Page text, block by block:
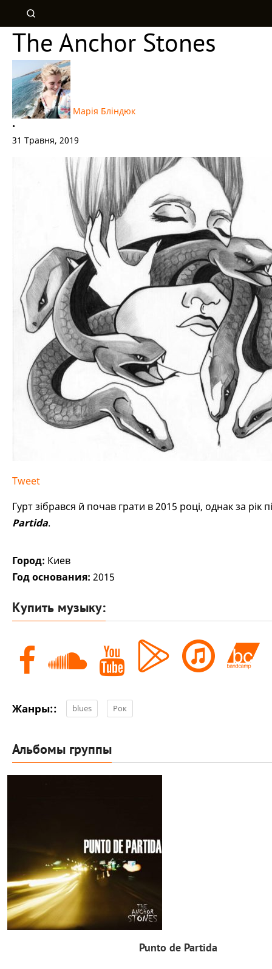
The Anchor Stones
Марія Бліндюк
•
31 Травня, 2019
Tweet
Гурт зібрався й почав грати в 2015 році, однак за
Partida.
Город: Киев
Год основания: 2015
Купить музыку:
Жанры:: blues Рок
Альбомы группы
Punto de Partida